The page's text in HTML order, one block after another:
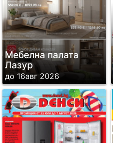
Мебелна палата
Лазур
до 16авг 2026